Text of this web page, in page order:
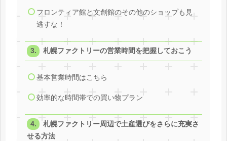
フロンティア館と文創館のその他のショップも見
逃すな！
札幌ファクトリーの営業時間を把握しておこう
基本営業時間はこちら
効率的な時間帯での買い物プラン
札幌ファクトリー周辺で土産選びをさらに充実さ
せる方法